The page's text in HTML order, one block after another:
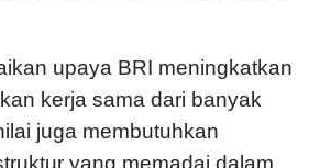
upaya BRI meningkatkan
kerja sama dari banyak
juga membutuhkan
yang memadai dalam